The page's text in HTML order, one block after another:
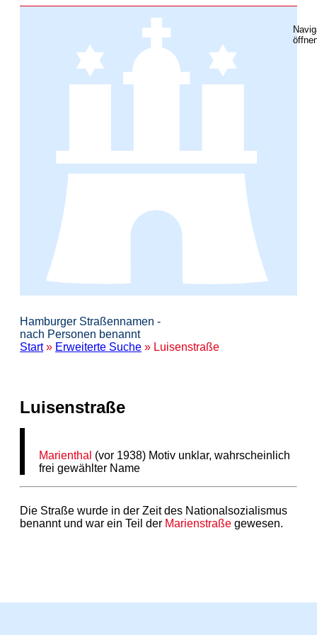
Hamburger Straßennamen -
nach Personen benannt
Start» Erweiterte Suche » Luisenstraße
Luisenstraße
Marienthal (vor 1938) Motiv unklar, wahrscheinlich
frei gewählter Name
Die Straße wurde in der Zeit des Nationalsozialismus
benannt und war ein Teil der Marienstraße gewesen.